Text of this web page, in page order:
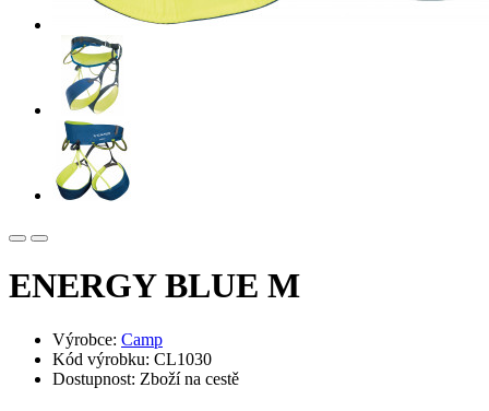
ENERGY BLUE M
Výrobce: Camp
Kód výrobku: CL1030
Dostupnost: Zboží na cestě